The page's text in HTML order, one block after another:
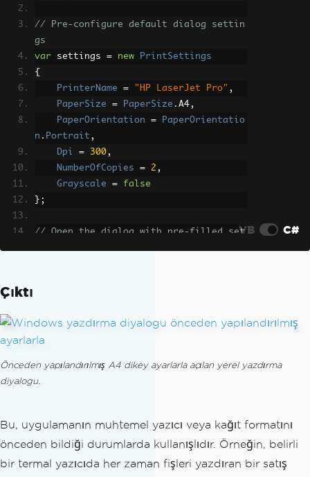
// Pre-configure default dialog settin
gs
var settings = new
PrintSettings
{
PrinterName
= "HP LaserJet Pro" ,
PaperSize
= PaperSize . A4,
PaperOrientation
=
PaperOrientatio
n . Portrait ,
Dpi
= 300,
NumberOfCopies
= 2 ,
Grayscale
=
false
};
// Open the dialog with pre-filled setVB C#
Çıktı
Önceden yapılandırılmış A4 dikey ayarlarla açılan yerel yazdırma
diyalogu.
Bu, uygulamanın muhtemel yazıcı veya kağıt formatını
önceden bildiği durumlarda kullanışlıdır. Örneğin, belirli
bir termal yazıcıda her zaman fişleri yazdıran bir satış